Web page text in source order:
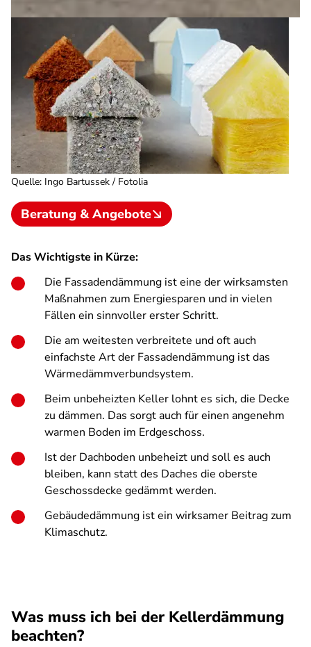
Quelle: Ingo Bartussek / Fotolia
Beratung & Angebote
Das Wichtigste in Kürze:
Die Fassadendämmung ist eine der wirksamsten
Maßnahmen zum Energiesparen und in vielen
Fällen ein sinnvoller erster Schritt.
Die am weitesten verbreitete und oft auch
einfachste Art der Fassadendämmung ist das
Wärmedämmverbundsystem.
Beim unbeheizten Keller lohnt es sich, die Decke
zu dämmen. Das sorgt auch für einen angenehm
warmen Boden im Erdgeschoss.
Ist der Dachboden unbeheizt und soll es auch
bleiben, kann statt des Daches die oberste
Geschossdecke gedämmt werden.
Gebäudedämmung ist ein wirksamer Beitrag zum
Klimaschutz.
Was muss ich bei der Kellerdämmung
beachten?